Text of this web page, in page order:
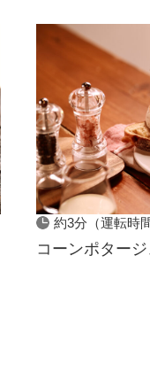
約3分（運転時間
コーンポタージ